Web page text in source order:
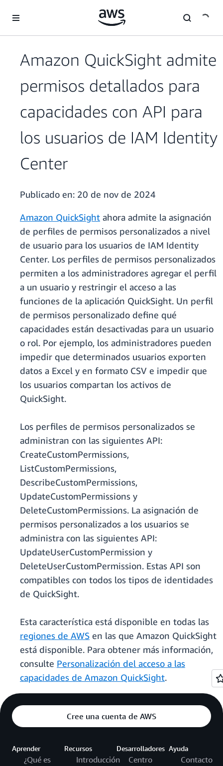
Amazon QuickSight admite
permisos detallados para
capacidades con API para
los usuarios de IAM Identity
Center
Publicado en: 20 de nov de 2024
Amazon QuickSight ahora admite la asignación
de perfiles de permisos personalizados a nivel
de usuario para los usuarios de IAM Identity
Center. Los perfiles de permisos personalizados
permiten a los administradores agregar el perfil
a un usuario y restringir el acceso a las
funciones de la aplicación QuickSight. Un perfil
de permisos personalizado define qué
capacidades están desactivadas para un usuario
o rol. Por ejemplo, los administradores pueden
impedir que determinados usuarios exporten
datos a Excel y en formato CSV e impedir que
los usuarios compartan los activos de
QuickSight.
Los perfiles de permisos personalizados se
administran con las siguientes API:
CreateCustomPermissions,
ListCustomPermissions,
DescribeCustomPermissions,
UpdateCustomPermissions y
DeleteCustomPermissions. La asignación de
permisos personalizados a los usuarios se
administra con las siguientes API:
UpdateUserCustomPermission y
DeleteUserCustomPermission. Estas API son
compatibles con todos los tipos de identidades
de QuickSight.
Esta característica está disponible en todas las
regiones de AWS en las que Amazon QuickSight
está disponible. Para obtener más información,
consulte Personalización del acceso a las
capacidades de Amazon QuickSight.
Cree una cuenta de AWS
Aprender
¿Qué es
Recursos
Introducción
Desarrolladores
Centro
Ayuda
Contacto